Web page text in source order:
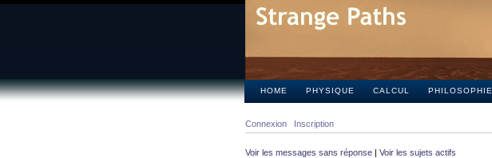
HOME PHYSIQUE CALCUL PHILOSOPHIE
Connexion Inscription
Voir les messages sans réponse | Voir les sujets actifs